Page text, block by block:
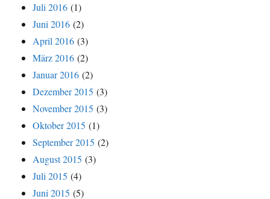
Juli 2016 (1)
Juni 2016 (2)
April 2016 (3)
März 2016 (2)
Januar 2016 (2)
Dezember 2015 (3)
November 2015 (3)
Oktober 2015 (1)
September 2015 (2)
August 2015 (3)
Juli 2015 (4)
Juni 2015 (5)